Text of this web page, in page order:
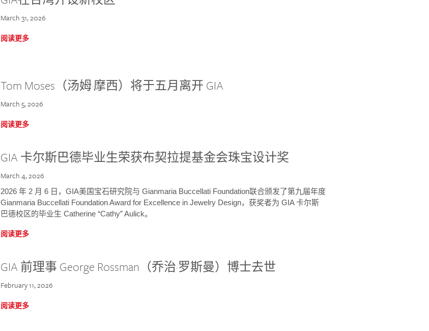
March 31, 2026
阅读更多
Tom Moses（汤姆·摩西）将于五月离开 GIA
March 5, 2026
阅读更多
GIA 卡尔斯巴德毕业生荣获布契拉提基金会珠宝设计奖
March 4, 2026
2026 年 2 月 6 日，GIA美国宝石研究院与 Gianmaria Buccellati Foundation联合颁发了第九届年度
Gianmaria Buccellati Foundation Award for Excellence in Jewelry Design，获奖者为 GIA 卡尔斯
巴德校区的毕业生 Catherine “Cathy” Aulick。
阅读更多
GIA 前理事 George Rossman（乔治·罗斯曼）博士去世
February 11, 2026
阅读更多